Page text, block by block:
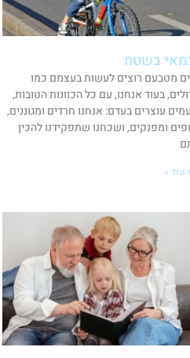
בשטח
מטבעם רוצים לעשות בעצמם כמו
בעוד אנחנו, עם כל הכוונות הטובות,
עוצרים בעדם: אנחנו חרדים ומגוננים,
ומפנקים, ושכחנו שתפקידנו להכין
עוד »